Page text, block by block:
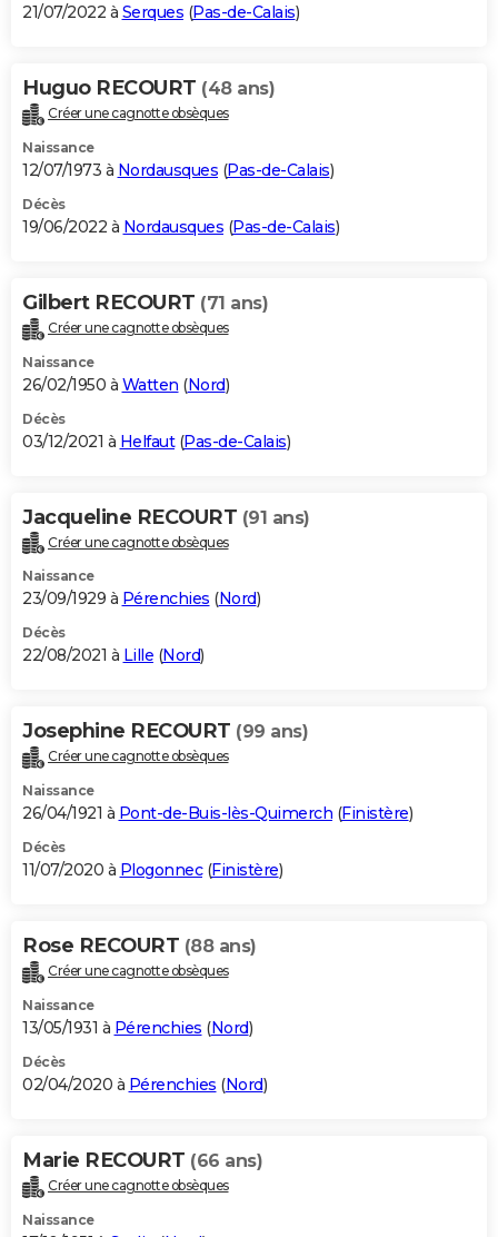
21/07/2022 à Serques (Pas-de-Calais)
Huguo RECOURT (48 ans)
Créer une cagnotte obsèques
Naissance
12/07/1973 à Nordausques (Pas-de-Calais)
Décès
19/06/2022 à Nordausques (Pas-de-Calais)
Gilbert RECOURT (71 ans)
Créer une cagnotte obsèques
Naissance
26/02/1950 à Watten (Nord)
Décès
03/12/2021 à Helfaut(Pas-de-Calais)
Jacqueline RECOURT (91 ans)
Créer une cagnotte obsèques
Naissance
23/09/1929 à Pérenchies (Nord)
Décès
22/08/2021 à Lille (Nord)
Josephine RECOURT (99 ans)
Créer une cagnotte obsèques
Naissance
26/04/1921 à Pont-de-Buis-lès-Quimerch (Finistère)
Décès
11/07/2020 à Plogonnec(Finistère)
Rose RECOURT (88 ans)
Créer une cagnotte obsèques
Naissance
13/05/1931 à Pérenchies (Nord)
Décès
02/04/2020 à Pérenchies (Nord)
Marie RECOURT (66 ans)
Créer une cagnotte obsèques
Naissance